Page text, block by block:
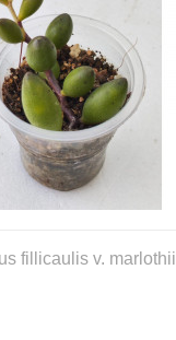
fillicaulis v. marlothii